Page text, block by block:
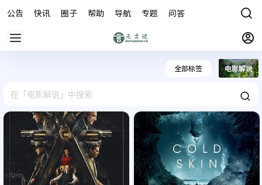
公告 快讯 圈子 帮助 导航 专题 问答
全部标签 电影解说